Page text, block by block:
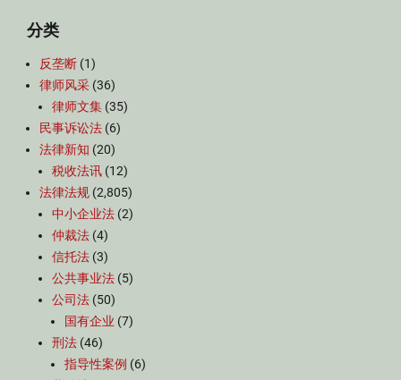
分类
反垄断 (1)
律师风采 (36)
律师文集 (35)
民事诉讼法 (6)
法律新知 (20)
税收法讯 (12)
法律法规 (2,805)
中小企业法 (2)
仲裁法 (4)
信托法 (3)
公共事业法 (5)
公司法 (50)
国有企业 (7)
刑法 (46)
指导性案例 (6)